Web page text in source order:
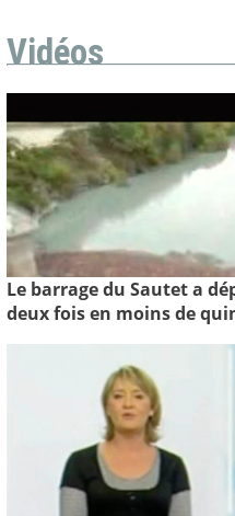
Vidéos
Le barrage du Sautet a
deux fois en moins de